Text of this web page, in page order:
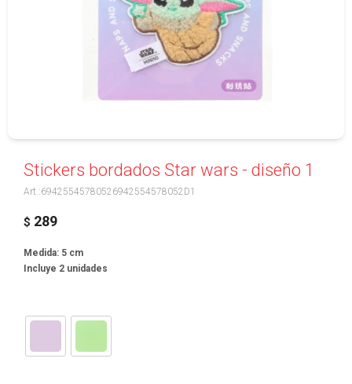
Stickers bordados Star wars - diseño 1
69425545780526942554578052D1
$ 289
Medida: 5 cm
Incluye 2 unidades